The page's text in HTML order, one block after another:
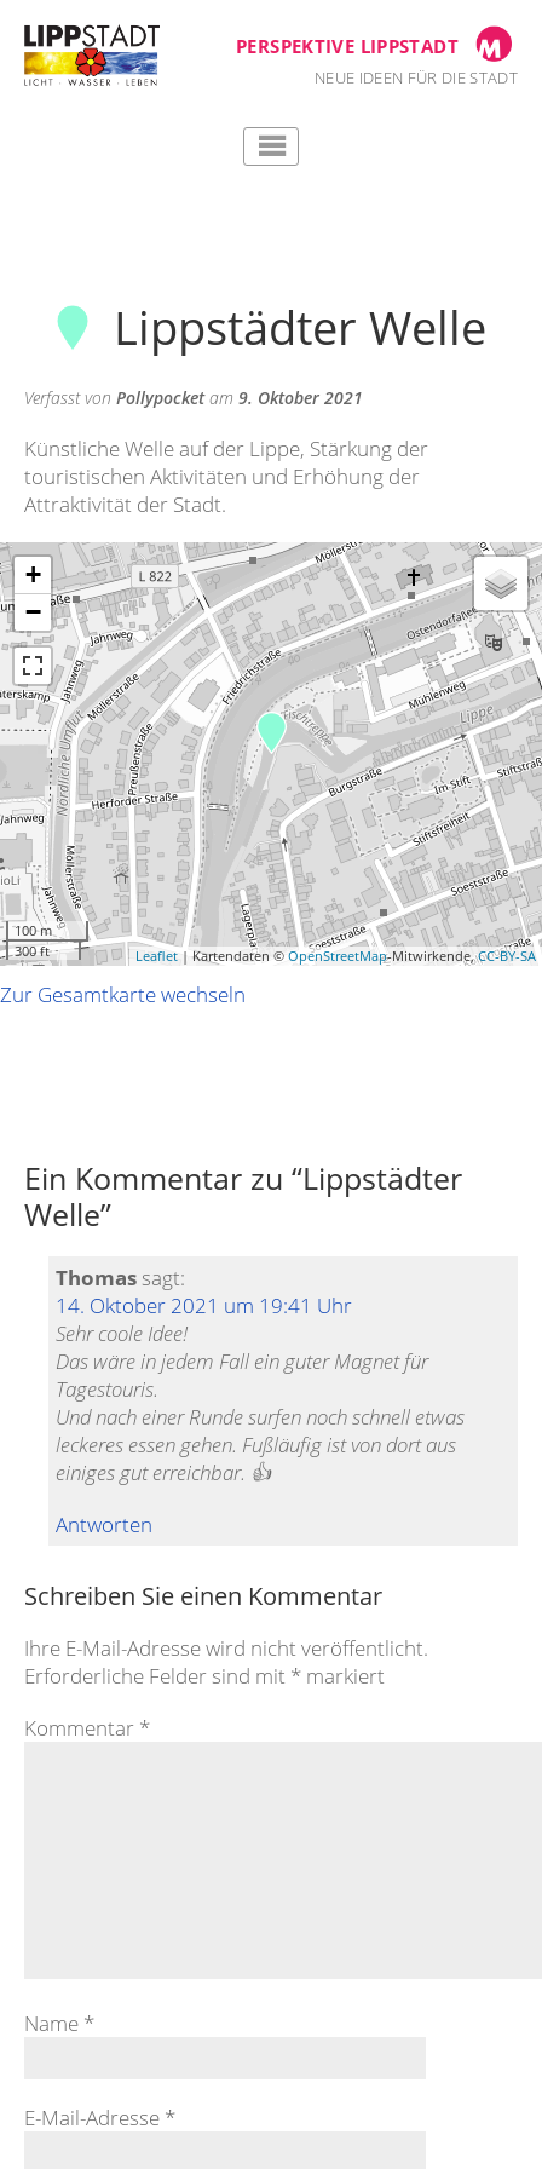
Inhalt
springen
PERSPEKTIVE LIPPSTADT
NEUE IDEEN FÜR DIE STADT
Lippstädter Welle
Verfasst von Pollypocketam 9. Oktober 2021
Künstliche Welle auf der Lippe, Stärkung der
touristischen Aktivitäten und Erhöhung der
Attraktivität der Stadt.
+
−
100 m
300 ft
Leaflet | Kartendaten © OpenStreetMap-Mitwirkende,CC-BY-SA
Zur Gesamtkarte wechseln
Ein Kommentar zu “Lippstädter
Welle”
Thomas sagt:
14. Oktober 2021 um 19:41 Uhr
Sehr coole Idee!
Das wäre in jedem Fall ein guter Magnet für
Tagestouris.
Und nach einer Runde surfen noch schnell etwas
leckeres essen gehen. Fußläufig ist von dort aus
einiges gut erreichbar. 👍
Antworten
Schreiben Sie einen Kommentar
Ihre E-Mail-Adresse wird nicht veröffentlicht.
Erforderliche Felder sind mit * markiert
Kommentar *
Name *
E-Mail-Adresse *